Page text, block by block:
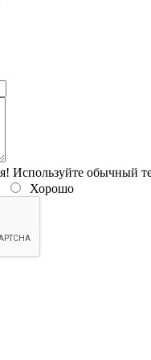
Используйте обычный
Хорошо